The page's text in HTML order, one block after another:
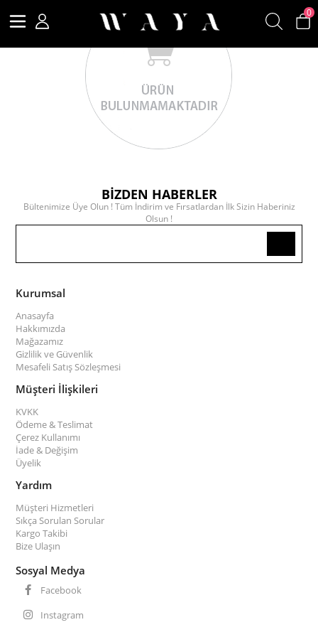
0
BİZDEN HABERLER
Bültenimize Üye Olun ! Tüm İndirim ve Fırsatlardan İlk Sizin Haberiniz
Olsun !
Kurumsal
Anasayfa
Hakkımızda
Mağazamız
Gizlilik ve Güvenlik
Mesafeli Satış Sözleşmesi
Müşteri İlişkileri
KVKK
Ödeme & Teslimat
Çerez Kullanımı
İade & Değişim
Üyelik
Yardım
Müşteri Hizmetleri
Sıkça Sorulan Sorular
Kargo Takibi
Bize Ulaşın
Sosyal Medya
Facebook
Instagram